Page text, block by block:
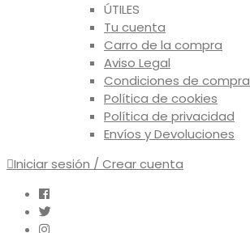
ÚTILES
Tu cuenta
Carro de la compra
Aviso Legal
Condiciones de compra
Política de cookies
Política de privacidad
Envíos y Devoluciones
Iniciar sesión / Crear cuenta